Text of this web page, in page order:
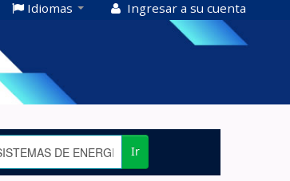
Idiomas Ingresar a su cuenta
Ir